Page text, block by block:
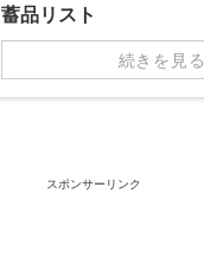
蓄品リスト
続きを見る
スポンサーリンク